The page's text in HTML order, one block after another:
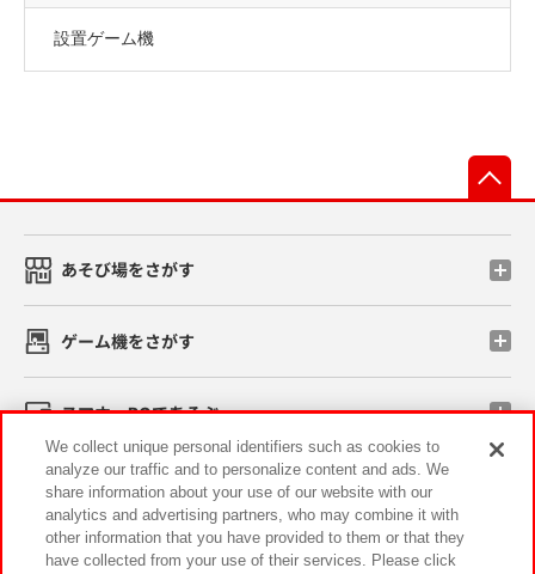
設置ゲーム機
あそび場をさがす
ゲーム機をさがす
スマホ・PCであそぶ
イベント・キャンペーン
We collect unique personal identifiers such as cookies to
analyze our traffic and to personalize content and ads. We
share information about your use of our website with our
analytics and advertising partners, who may combine it with
other information that you have provided to them or that they
have collected from your use of their services. Please click